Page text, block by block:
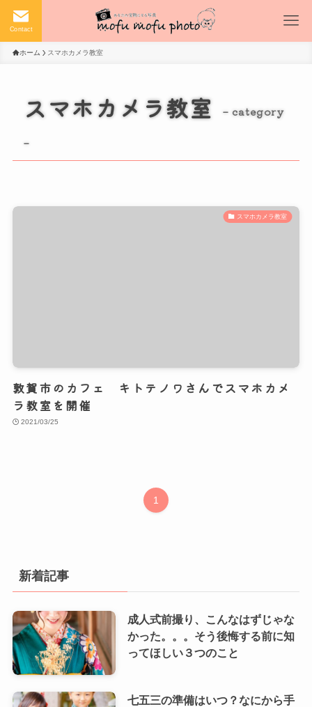
Contact
ホーム スマホカメラ教室
スマホカメラ教室 – category
–
スマホカメラ教室
敦賀市のカフェ キトテノワさんでスマホカメ
ラ教室を開催
2021/03/25
1
新着記事
成人式前撮り、こんなはずじゃな
かった。。。そう後悔する前に知
ってほしい３つのこと
七五三の準備はいつ？なにから手